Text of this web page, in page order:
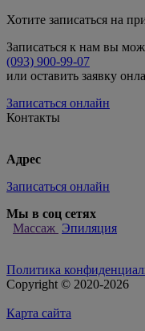
Хотите записаться на
Записаться к нам вы
(093) 900-99-07
или оставить заявку
Записаться онлайн
Контакты
Адрес
Записаться онлайн
Мы в соц сетях
Массаж Эпиляция
Политика
Copyright © 2020-2026
Карта сайта